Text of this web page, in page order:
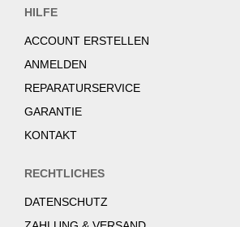
HILFE
ACCOUNT ERSTELLEN
ANMELDEN
REPARATURSERVICE
GARANTIE
KONTAKT
RECHTLICHES
DATENSCHUTZ